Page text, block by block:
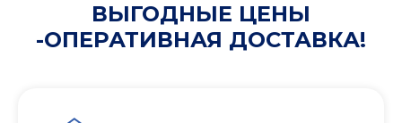
ВЫГОДНЫЕ ЦЕНЫ
-ОПЕРАТИВНАЯ ДОСТАВКА!